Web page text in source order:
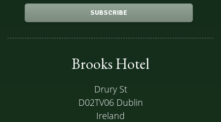
SUBSCRIBE
ADRESSE
Brooks Hotel
Drury St
D02TV06 Dublin
Ireland